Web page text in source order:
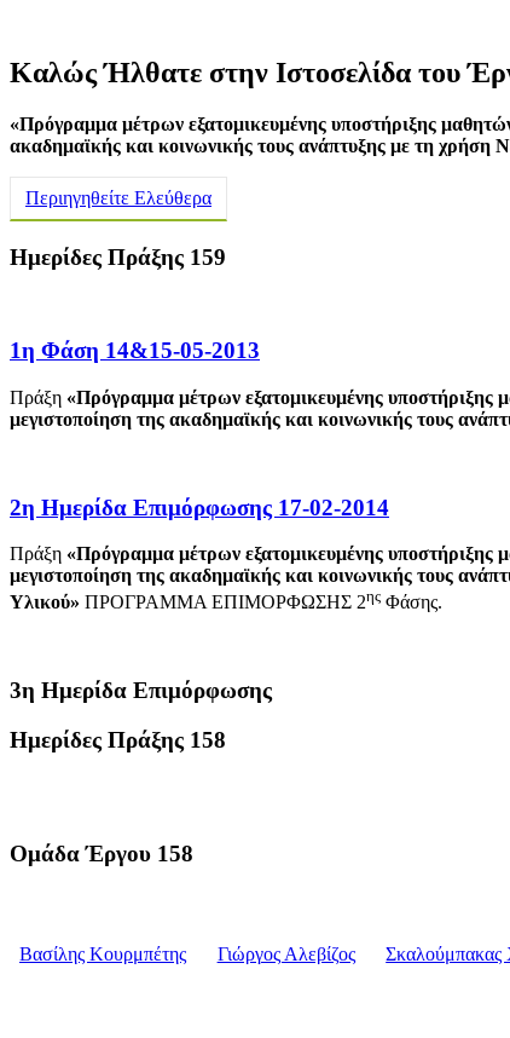
Καλώς Ήλθατε στην Ιστοσελίδα του
«Πρόγραμμα μέτρων εξατομικευμένης υποστήριξης
ακαδημαϊκής και κοινωνικής τους ανάπτυξης με τη χρήση
Περιηγηθείτε Ελεύθερα
Ημερίδες Πράξης 159
1η Φάση 14&15-05-2013
Πράξη «Πρόγραμμα μέτρων εξατομικευμένης υποστήριξης
μεγιστοποίηση της ακαδημαϊκής και κοινωνικής τους
2η Ημερίδα Επιμόρφωσης 17-02-2014
Πράξη «Πρόγραμμα μέτρων εξατομικευμένης υποστήριξης
μεγιστοποίηση της ακαδημαϊκής και κοινωνικής τους
Υλικού» ΠΡΟΓΡΑΜΜΑ ΕΠΙΜΟΡΦΩΣΗΣ 2ης Φάσης.
3η Ημερίδα Επιμόρφωσης
Ημερίδες Πράξης 158
Achim
Student
Ομάδα Έργου 158
Βασίλης Κουρμπέτης Γιώργος Αλεβίζος Σκαλούμπακας